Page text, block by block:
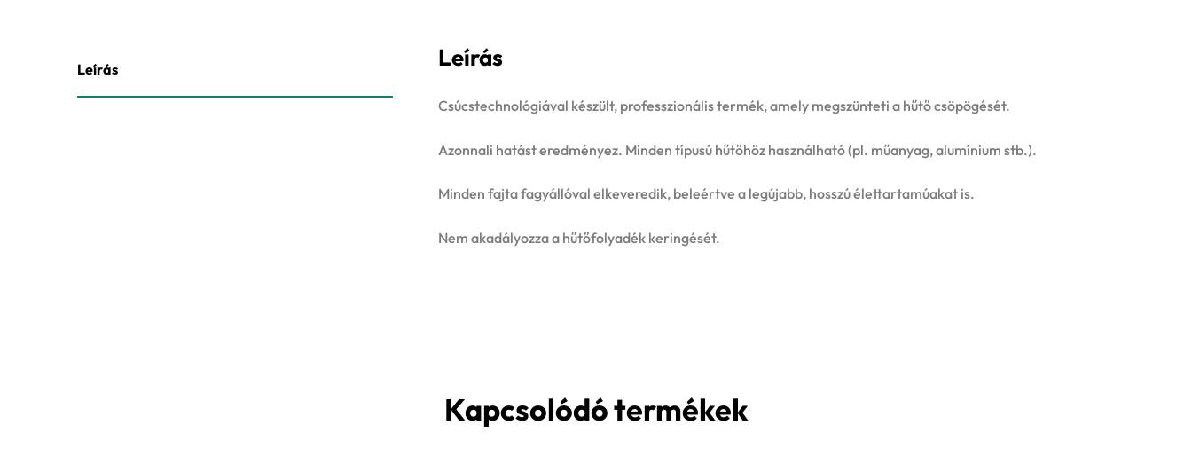
Leírás Leírás
Csúcstechnológiával készült, professzionális termék, amely megszünteti a hűtő csöpögését.
Azonnali hatást eredményez. Minden típusú hűtőhöz használható (pl. műanyag, alumínium stb.).
Minden fajta fagyállóval elkeveredik, beleértve a legújabb, hosszú élettartamúakat is.
Nem akadályozza a hűtőfolyadék keringését.
Kapcsolódó termékek